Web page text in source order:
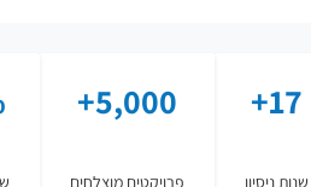
17+
5,000+